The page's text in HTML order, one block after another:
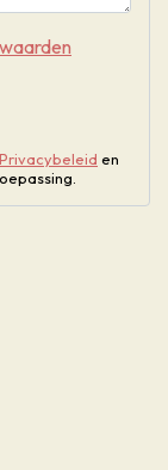
Privacybeleid en